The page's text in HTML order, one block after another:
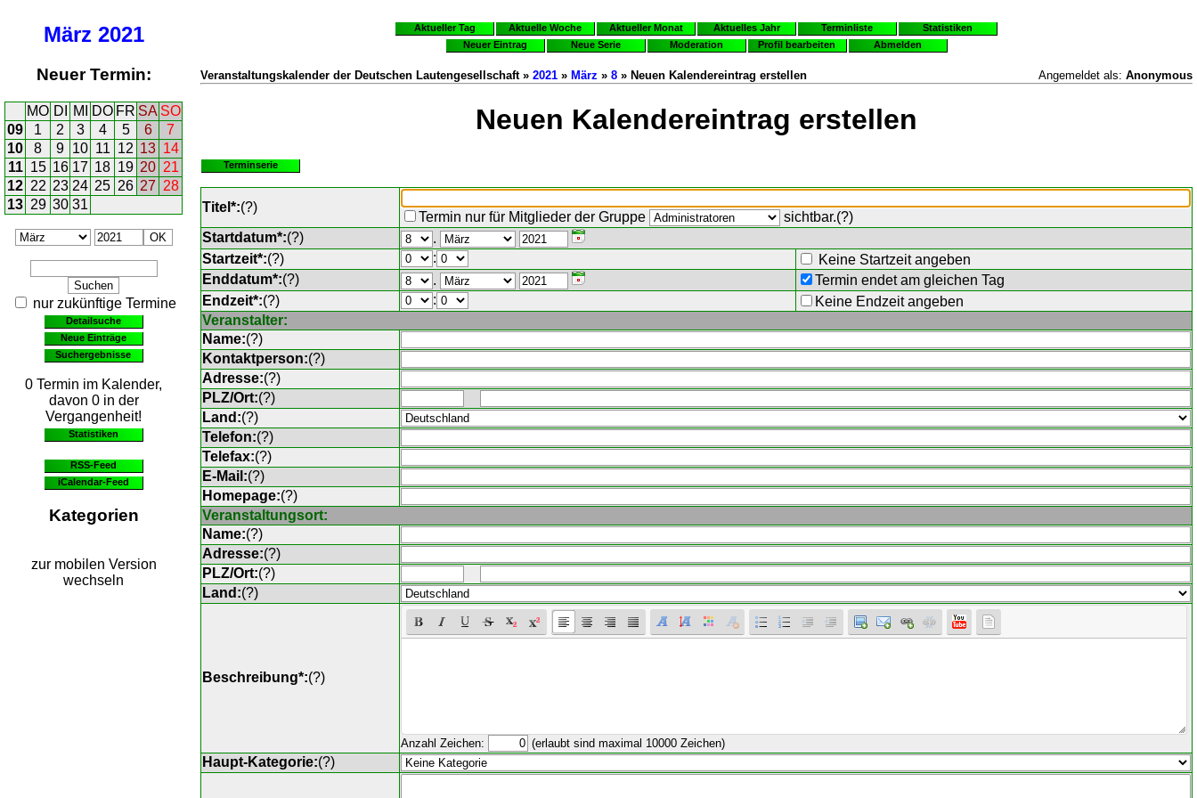
März 2021
Neuer Termin:
MO DI MI DO FR SA SO
09
1 2 3 4 5 6
7
10
8 9 10 11 12 13 14
11 15 16 17 18 19 20 21
12 22 23 24 25 26 27 28
13 29 30 31
nur zukünftige Termine
Detailsuche
Neue Einträge
Suchergebnisse
0 Termin im Kalender,
davon 0 in der
Vergangenheit!
Statistiken
RSS-Feed
iCalendar-Feed
Kategorien
zur mobilen Version
wechseln
Aktueller Tag Aktuelle Woche Aktueller Monat Aktuelles Jahr Terminliste
Statistiken
Neuer Eintrag
Neue Serie Moderation Profil bearbeiten Abmelden
Veranstaltungskalender der Deutschen Lautengesellschaft » 2021 » März » 8 » Neuen Kalendereintrag erstellen Angemeldet als: Anonymous
Neuen Kalendereintrag erstellen
Terminserie
Titel*:(?)
Termin nur für Mitglieder der Gruppe sichtbar.(?)
Startdatum*:(?)
.
Startzeit*:(?) :
Keine Startzeit angeben
Enddatum*:(?) .
Termin endet am gleichen Tag
Endzeit*:(?) :
Keine Endzeit angeben
Veranstalter:
Name:(?)
Kontaktperson:(?)
Adresse:(?)
PLZ/Ort:(?)
Land:(?)
Telefon:(?)
Telefax:(?)
E-Mail:(?)
Homepage:(?)
Veranstaltungsort:
Name:(?)
Adresse:(?)
PLZ/Ort:(?)
Land:(?)
Beschreibung*:(?)
Anzahl Zeichen: (erlaubt sind maximal 10000 Zeichen)
Haupt-Kategorie:(?)